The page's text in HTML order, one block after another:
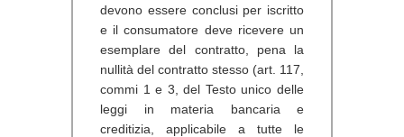
devono essere conclusi per iscritto
e il consumatore deve ricevere un
esemplare del contratto, pena la
nullità del contratto stesso (art. 117,
commi 1 e 3, del Testo unico delle
leggi in materia bancaria e
creditizia, applicabile a tutte le